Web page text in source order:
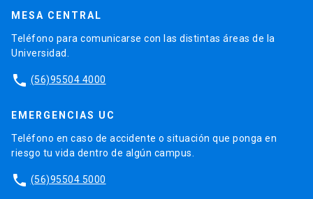
MESA CENTRAL
Teléfono para comunicarse con las distintas áreas de la
Universidad.
phone (56)95504 4000
EMERGENCIAS UC
Teléfono en caso de accidente o situación que ponga en
riesgo tu vida dentro de algún campus.
phone (56)95504 5000